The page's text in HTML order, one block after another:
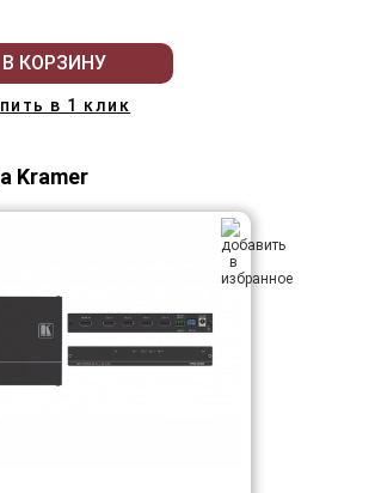
В КОРЗИНУ
в 1 клик
Kramer